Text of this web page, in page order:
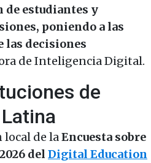
estudiantes y
poniendo a las
las decisiones
de Inteligencia Digital.
de
local de laEncuesta sobre
del Digital Education